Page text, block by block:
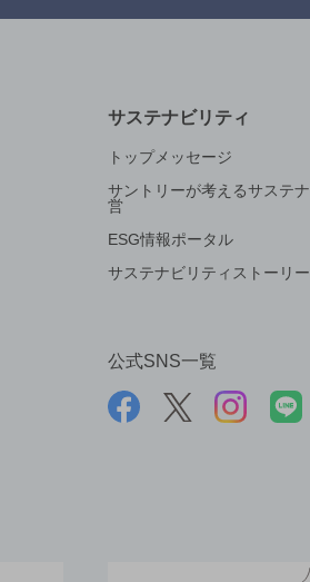
サステナビリティ
トップメッセージ
サントリーが考えるサステ
営
ESG情報ポータル
サステナビリティストーリ
公式SNS一覧